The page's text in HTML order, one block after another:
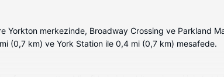
Yorkton merkezinde, Broadway Crossing ve Parkland
(0,7 km) ve York Station ile 0,4 mi (0,7 km) mesafede.